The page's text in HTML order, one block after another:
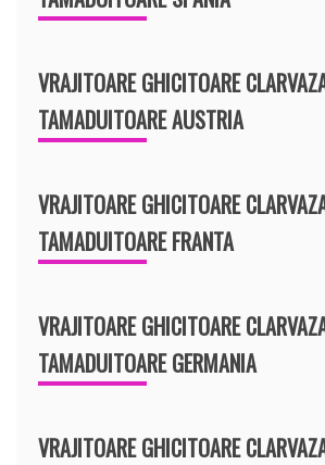
VRAJITOARE GHICITOARE
TAMADUITOARE AUSTRIA
VRAJITOARE GHICITOARE
TAMADUITOARE FRANTA
VRAJITOARE GHICITOARE
TAMADUITOARE GERMANIA
VRAJITOARE GHICITOARE